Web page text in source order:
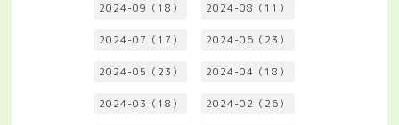
2024-09（18） 2024-08（11）
2024-07（17） 2024-06（23）
2024-05（23） 2024-04（18）
2024-03（18） 2024-02（26）